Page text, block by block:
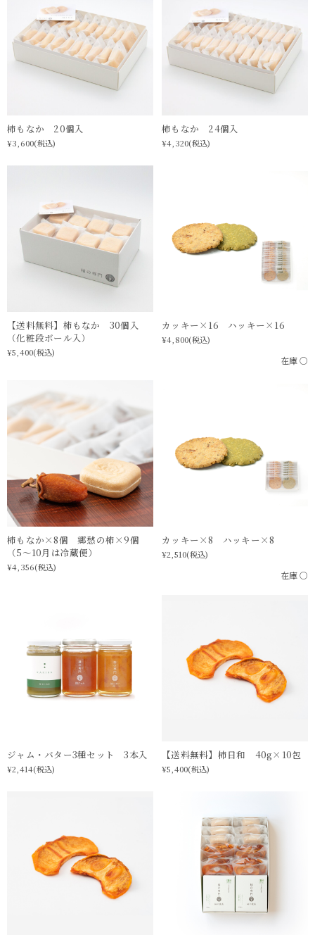
柿もなか 20個入
¥3,600(税込)
柿もなか 24個入
¥4,320(税込)
【送料無料】柿もなか 30個入
（化粧段ボール入）
¥5,400(税込)
カッキー×16 ハッキー×16
¥4,800(税込)
在庫 ○
柿もなか×8個 郷愁の柿×9個
（5〜10月は冷蔵便）
¥4,356(税込)
カッキー×8 ハッキー×8
¥2,510(税込)
在庫 ○
ジャム・バター3種セット 3本入
¥2,414(税込)
【送料無料】柿日和 40g×10包
¥5,400(税込)